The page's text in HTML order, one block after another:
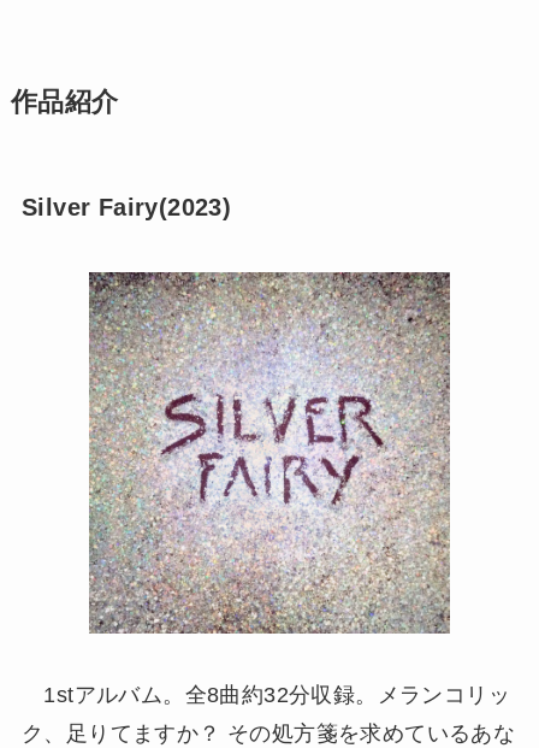
作品紹介
Silver Fairy(2023)
1stアルバム。全8曲約32分収録。メランコリッ
ク、足りてますか？ その処方箋を求めているあな